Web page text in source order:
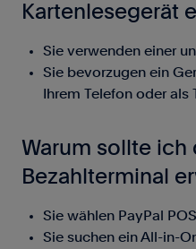
Kartenlesegerät
Sie verwenden einer
Sie bevorzugen ein
Ihrem Telefon oder als
Warum sollte ich
Bezahlterminal
Sie wählen PayPal
Sie suchen ein All-in-